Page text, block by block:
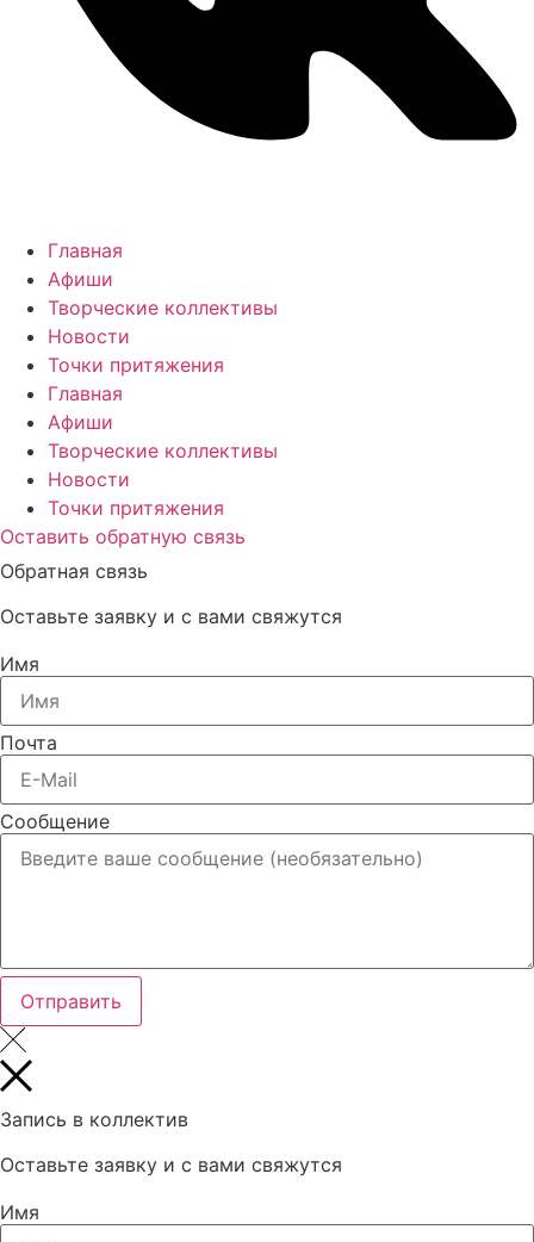
Главная
Афиши
Творческие коллективы
Новости
Точки притяжения
Главная
Афиши
Творческие коллективы
Новости
Точки притяжения
Оставить обратную связь
Обратная связь
Оставьте заявку и с вами свяжутся
Имя
Почта
Сообщение
Отправить
Запись в коллектив
Оставьте заявку и с вами свяжутся
Имя